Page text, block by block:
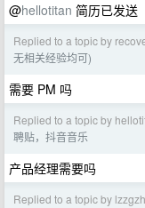
@hellotitan 简历已发送
Replied to a topic by
无相关经验均可)
需要 PM 吗
Replied to a topic by
聘贴，抖音音乐
产品经理需要吗
Replied to a topic by